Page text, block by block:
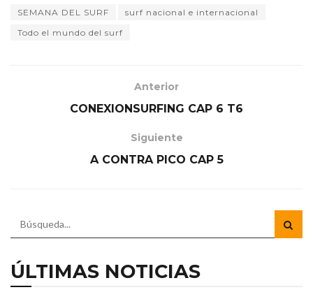
SEMANA DEL SURF
surf nacional e internacional
Todo el mundo del surf
Anterior
CONEXIONSURFING CAP 6 T6
Siguiente
A CONTRA PICO CAP 5
ÚLTIMAS NOTICIAS